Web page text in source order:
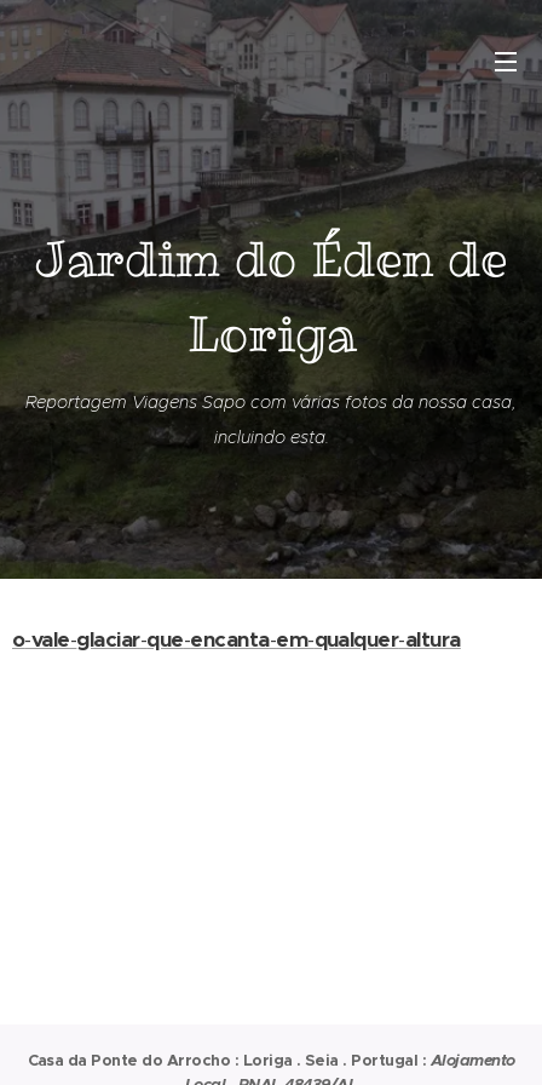
Jardim do Éden de
Loriga
Reportagem Viagens Sapo com várias fotos da nossa casa,
incluindo esta.
o-vale-glaciar-que-encanta-em-qualquer-altura
Casa da Ponte do Arrocho : Loriga . Seia . Portugal : Alojamento